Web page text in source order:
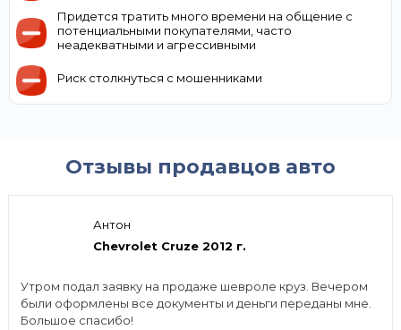
Придется тратить много времени на общение с
потенциальными покупателями, часто
неадекватными и агрессивными
Риск столкнуться с мошенниками
Отзывы продавцов авто
Антон
Chevrolet Cruze 2012 г.
Утром подал заявку на продаже шевроле круз. Вечером
были оформлены все документы и деньги переданы мне.
Большое спасибо!